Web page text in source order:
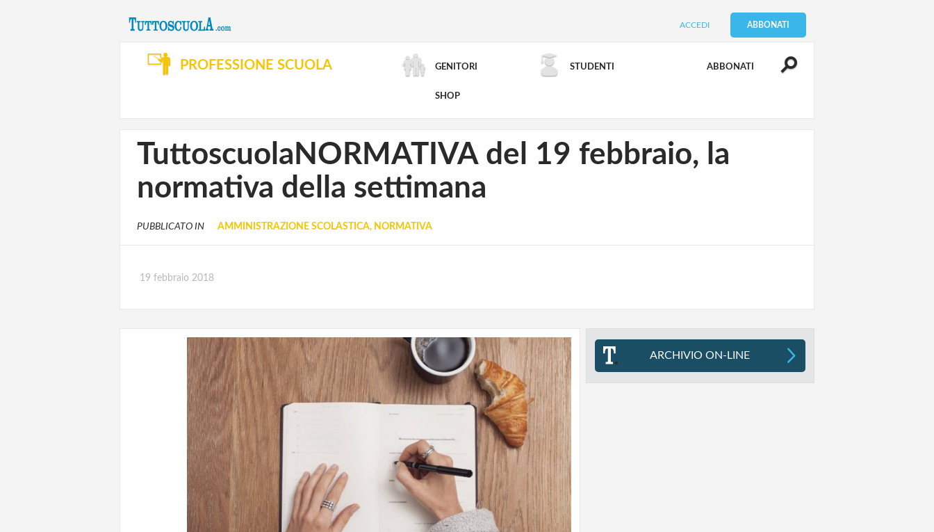
ACCEDI ABBONATI
PROFESSIONE SCUOLA GENITORI STUDENTI ABBONATI
SHOP
RICERCA AVANZATA
TuttoscuolaNORMATIVA del 19 febbraio, la
normativa della settimana
PUBBLICATO IN AMMINISTRAZIONE SCOLASTICA, NORMATIVA
19 febbraio 2018
ARCHIVIO ON-LINE